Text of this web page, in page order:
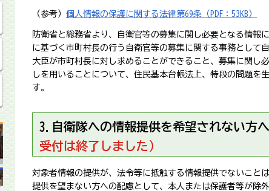
（参考） 個人情報の保護に関する法律第69条（PDF：53KB）
防衛省と総務省より、自衛官等の募集に関し必要となる情報
に基づく市町村長の行う自衛官等の募集に関する事務として
大臣が市町村長に対し求めることができること、募集に関し
しを用いることについて、住民基本台帳法上、特段の問題を
す。
3.自衛隊への情報提供を希望されない方へ
受付は終了しました）
対象者情報の提供が、法令等に抵触する情報提供でないこと
提供を望まない方への配慮として、本人または保護者等が除